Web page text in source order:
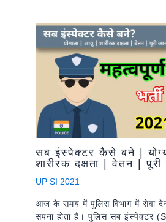
सब इंस्पेक्टर कैसे बने |
शारीरक दक्षता | वेतन | पूरी
UP SI 2021
आज के समय में पुलिस विभाग में सेवा
सपना होता है। पुलिस सब इंस्पेक्टर